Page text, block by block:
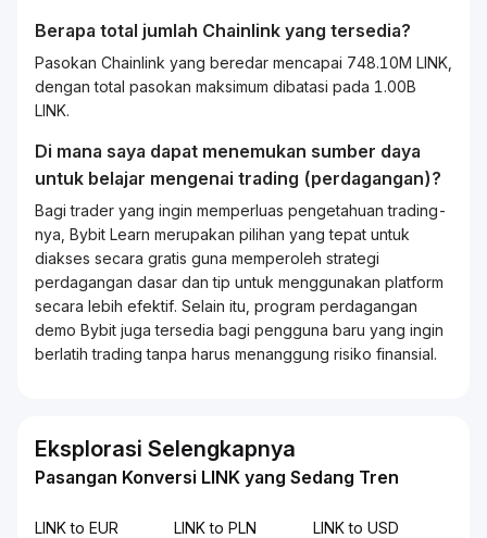
Berapa total jumlah Chainlink yang tersedia?
Pasokan Chainlink yang beredar mencapai 748.10M LINK,
dengan total pasokan maksimum dibatasi pada 1.00B
LINK.
Di mana saya dapat menemukan sumber daya
untuk belajar mengenai trading (perdagangan)?
Bagi trader yang ingin memperluas pengetahuantrading-
nya, Bybit Learn merupakan pilihan yang tepat untuk
diakses secara gratis guna memperoleh strategi
perdagangan dasar dan tip untuk menggunakan platform
secara lebih efektif. Selain itu, program perdagangan
demo Bybit juga tersedia bagi pengguna baru yang ingin
berlatihtradingtanpa harus menanggung risiko finansial.
Eksplorasi Selengkapnya
Pasangan Konversi LINK yang Sedang Tren
LINK to EUR LINK to PLN LINK to USD